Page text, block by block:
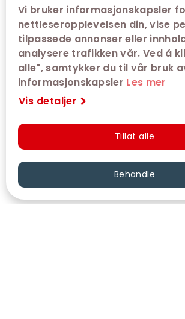
Vi bruker informasjonskapsler
nettleseropplevelsen din, vise
tilpassede annonser eller
analysere trafikken vår. Ved å
alle", samtykker du til vår bruk
informasjonskapsler Les mer
Vis detaljer
Tillat alle
Behandle